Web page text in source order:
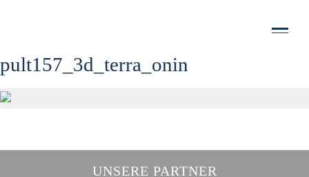
HAUSTYPEN
KONTAKT
pult157_3d_terra_onin
UNSERE PARTNER